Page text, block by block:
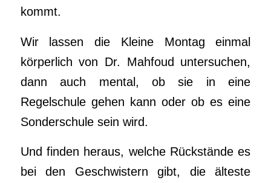
kommt.
Wir lassen die Kleine Montag einmal
körperlich von Dr. Mahfoud untersuchen,
dann auch mental, ob sie in eine
Regelschule gehen kann oder ob es eine
Sonderschule sein wird.
Und finden heraus, welche Rückstände es
bei den Geschwistern gibt, die älteste